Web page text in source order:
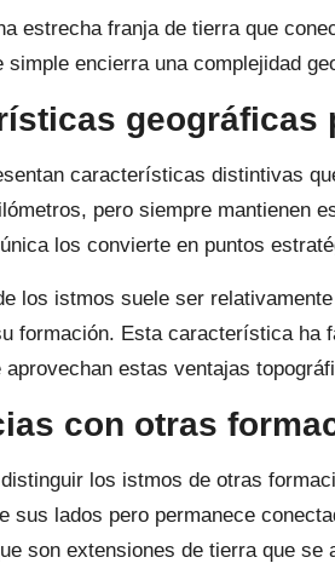
estrecha franja de tierra que
simple encierra una complejidad
geográficas
características distintivas
pero siempre mantienen
los convierte en puntos
los istmos suele ser
formación. Esta característica ha
estas ventajas
con otras
los istmos de otras
sus lados pero permanece
son extensiones de tierra que